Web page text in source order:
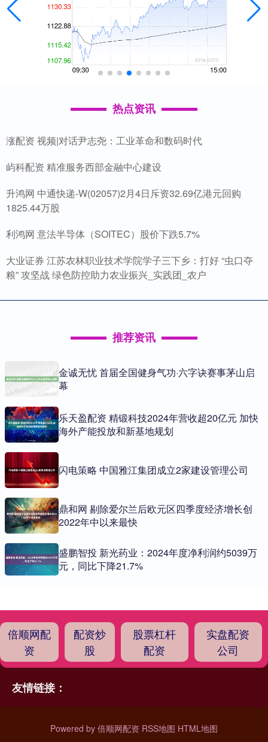
热点资讯
涨配资 视频|对话尹志尧：工业革命和数码时代
屿科配资 精准服务西部金融中心建设
升鸿网 中通快递-W(02057)2月4日斥资32.69亿港元回购
1825.44万股
利鸿网 意法半导体（SOITEC）股价下跌5.7%
大业证券 江苏农林职业技术学院学子三下乡：打好 “虫口夺
粮” 攻坚战 绿色防控助力农业振兴_实践团_农户
推荐资讯
金诚无忧 首届全国健身气功·六字诀赛事茅山启
幕
乐天盈配资 精锻科技2024年营收超20亿元 加快
海外产能投放和新基地规划
闪电策略 中国雅江集团成立2家建设管理公司
鼎和网 剔除爱尔兰后欧元区四季度经济增长创
2022年中以来最快
盛鹏智投 新光药业：2024年度净利润约5039万
元，同比下降21.7%
倍顺网配
资
配资炒
股
股票杠杆
配资
实盘配资
公司
友情链接：
Powered by 倍顺网配资 RSS地图 HTML地图